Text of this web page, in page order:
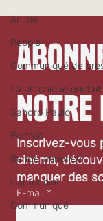
Anime
People
Communiqué de
La chronique qui
Sandro Paulo
Portrait
Bande-annonce
Carnet noir
Communiqué
Festival de
notre
Inscrivez-vous
cinéma,
manquer des
E-mail *